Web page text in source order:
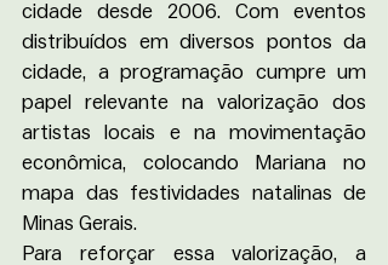
cidade desde 2006. Com eventos
distribuídos em diversos pontos da
cidade, a programação cumpre um
papel relevante na valorização dos
artistas locais e na movimentação
econômica, colocando Mariana no
mapa das festividades natalinas de
Minas Gerais.
Para reforçar essa valorização, a